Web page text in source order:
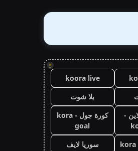
!
koora live
يلا شوت
-
كورة جول - kora
goal
كورة ستار - kora
سوريا لايف